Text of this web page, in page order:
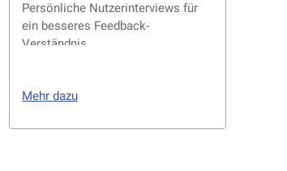
Persönliche Nutzerinterviews für
ein besseres Feedback-
Verständnis
Mehr dazu